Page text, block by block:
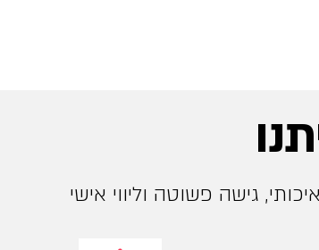
גישה פשוטה וליווי אישי